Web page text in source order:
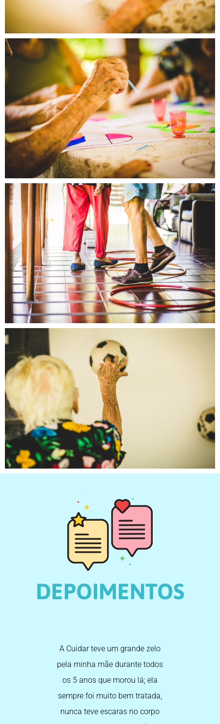
DEPOIMENTOS
A Cuidar teve um grande zelo
pela minha mãe durante todos
os 5 anos que morou lá; ela
sempre foi muito bem tratada,
nunca teve escaras no corpo